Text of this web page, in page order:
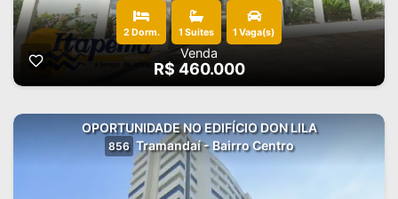
2 Dorm. 1 Suites 1 Vaga(s)
Venda
R$ 460.000
OPORTUNIDADE NO EDIFÍCIO DON LILA
856 Tramandaí - Bairro Centro